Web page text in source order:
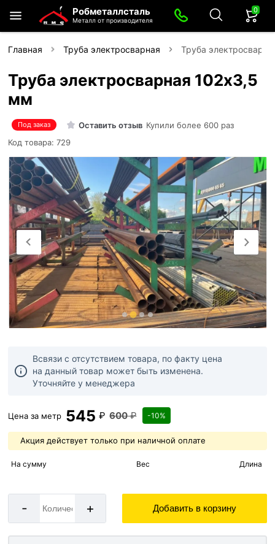
Робметаллсталь
Металл от производителя
0
Главная Труба электросварная Труба
Труба электросварная 102х3,5
мм
Под заказ Оставить отзыв Купили более 600 раз
Код товара: 729
Всвязи с отсутствием товара, по факту цена
на данный товар может быть изменена.
Уточняйте у менеджера
Цена за метр 545 ₽ 600₽ -10%
Акция действует только при наличной оплате
На сумму Вес Длина
- + Добавить в корзину